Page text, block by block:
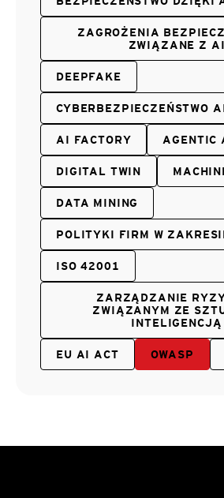
ZAGROŻENIA
ZWIĄZANE Z AI
DEEPFAKE
CYBERBEZPIECZEŃSTWO
AI FACTORY AGENTIC
DIGITAL TWIN
DATA MINING
POLITYKI FIRM W
ISO 42001
ZARZĄDZANIE
ZWIĄZANYM ZE
INTELIGENCJĄ
EU AI ACT OWASP